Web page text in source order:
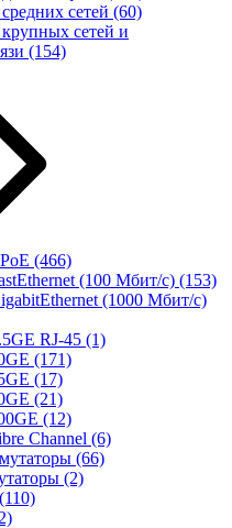
сетей (60)
сетей и
(154)
(466)
(100 Мбит/с) (153)
(1000 Мбит/с)
RJ-45 (1)
(171)
(17)
(21)
(12)
Channel (6)
(66)
(2)
(110)